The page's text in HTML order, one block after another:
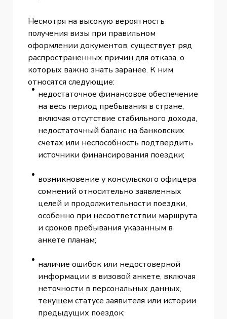
Несмотря на высокую вероятность
получения визы при правильном
оформлении документов, существует ряд
распространенных причин для отказа, о
которых важно знать заранее. К ним
относятся следующие:
недостаточное финансовое обеспечение
на весь период пребывания в стране,
включая отсутствие стабильного дохода,
недостаточный баланс на банковских
счетах или неспособность подтвердить
источники финансирования поездки;
возникновение у консульского офицера
сомнений относительно заявленных
целей и продолжительности поездки,
особенно при несоответствии маршрута
и сроков пребывания указанным в
анкете планам;
наличие ошибок или недостоверной
информации в визовой анкете, включая
неточности в персональных данных,
текущем статусе заявителя или истории
предыдущих поездок;